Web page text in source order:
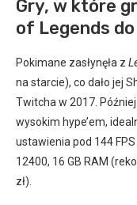
Gry, w które
of Legends
Pokimane zasłynęła z
na starcie), co dało jej
Twitcha w 2017. Później
wysokim hype’em,
ustawienia pod 144 FPS
12400, 16 GB RAM
zł).